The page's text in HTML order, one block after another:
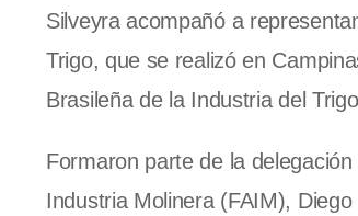
Silveyra acompañó a
Trigo, que se realizó en
Brasileña de la Industria del
Formaron parte de la
Industria Molinera (FAIM),